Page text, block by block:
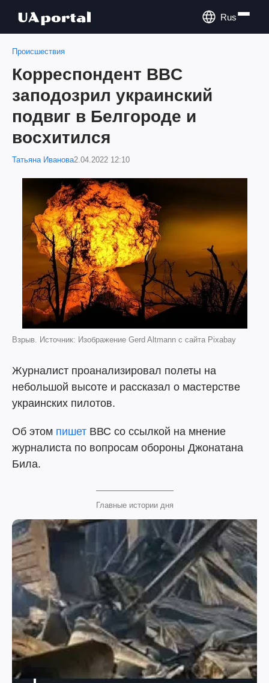
Rus
Происшествия
Корреспондент BBC
заподозрил украинский
подвиг в Белгороде и
восхитился
Татьяна Иванова2.04.2022 12:10
Взрыв. Источник: Изображение Gerd Altmann с сайта Pixabay
Журналист проанализировал полеты на
небольшой высоте и рассказал о мастерстве
украинских пилотов.
Об этом пишет ВВС со ссылкой на мнение
журналиста по вопросам обороны Джонатана
Била.
Главные истории дня